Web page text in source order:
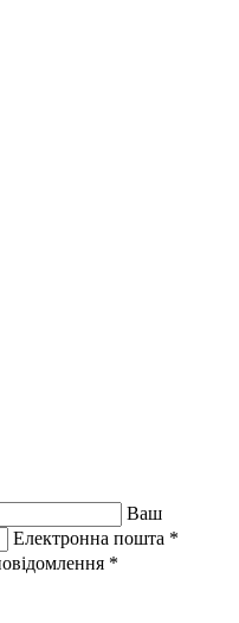
Ваш
Електронна пошта *
*